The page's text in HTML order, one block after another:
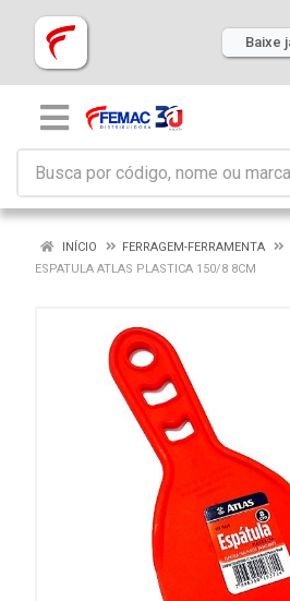
Baixe
INÍCIO
FERRAGEM-FERRAMENTA
ESPATULA ATLAS PLASTICA 150/8 8CM